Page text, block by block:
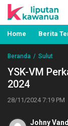
Liputan
Berita
Home Berita
Beranda Sulut
YSK-VM
2024
28/11/2024 7:19 PM
Johny